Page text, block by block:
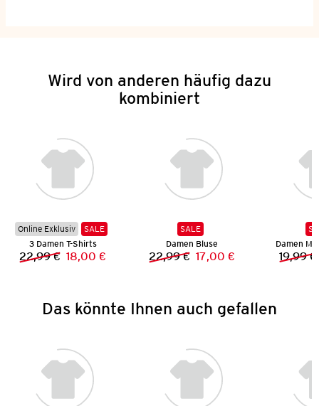
Wird von anderen häufig dazu
kombiniert
Online Exklusiv
SALE
3 Damen T-Shirts
Vorheriger Preis:
22,99 € Neuer Preis:
18,00 €
SALE
Damen Bluse
Vorheriger Preis:
22,99 € Neuer Preis:
17,00 €
Damen
19,99 €
Das könnte Ihnen auch gefallen